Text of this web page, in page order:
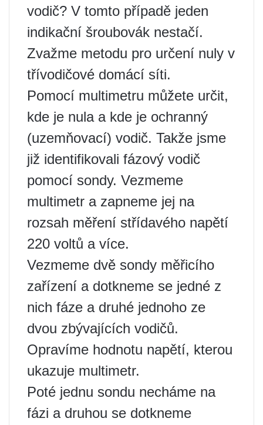
vodič? V tomto případě jeden
indikační šroubovák nestačí.
Zvažme metodu pro určení nuly v
třívodičové domácí síti.
Pomocí multimetru můžete určit,
kde je nula a kde je ochranný
(uzemňovací) vodič. Takže jsme
již identifikovali fázový vodič
pomocí sondy. Vezmeme
multimetr a zapneme jej na
rozsah měření střídavého napětí
220 voltů a více.
Vezmeme dvě sondy měřicího
zařízení a dotkneme se jedné z
nich fáze a druhé jednoho ze
dvou zbývajících vodičů.
Opravíme hodnotu napětí, kterou
ukazuje multimetr.
Poté jednu sondu necháme na
fázi a druhou se dotkneme